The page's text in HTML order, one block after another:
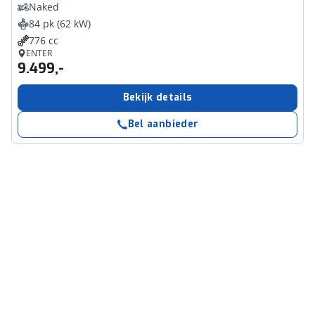
Naked
84 pk (62 kW)
776 cc
ENTER
9.499,-
Bekijk details
Bel aanbieder